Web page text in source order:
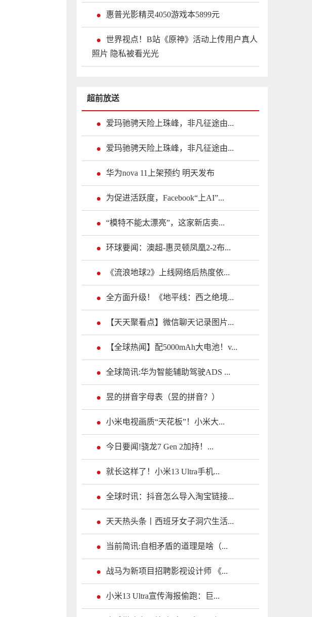
惠普光影精灵4050游戏本5899元
世界视点！B站《原神》活动上传用户真人
照片 隐私被看光光
超前放送
爱玛驰骋天险上珠峰，非凡征途由...
爱玛驰骋天险上珠峰，非凡征途由...
华为nova 11上架预约 明天发布
为促进活跃度，Facebook“上AI”...
“模特不能太漂亮”，这家新店卖...
环球要闻：澳超-惠灵顿凤凰2-2布...
《流浪地球2》上线网络后热度依...
全方面升级！《地平线：西之绝境...
【天天聚看点】微信聊天记录图片...
【全球热闻】配5000mAh大电池！v...
全球简讯:华为智能辅助驾驶ADS ...
昱的拼音字母表（昱的拼音？）
小米电视画质“天花板”！小米大...
今日要闻!骁龙7 Gen 2加持！...
就长这样了！小米13 Ultra手机...
全球时讯：抖音怎么导入淘宝链接...
天天热头条丨西班牙女子洞穴生活...
当前简讯:自相矛盾的道理是啥（...
战马为新项目招聘影视设计师 《...
小米13 Ultra宣传海报偷跑：巨...